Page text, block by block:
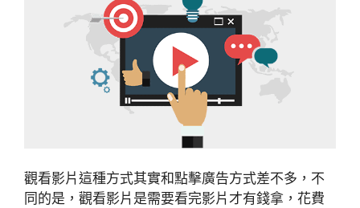
觀看影片這種方式其實和點擊廣告方式差不多，不
同的是，觀看影片是需要看完影片才有錢拿，花費